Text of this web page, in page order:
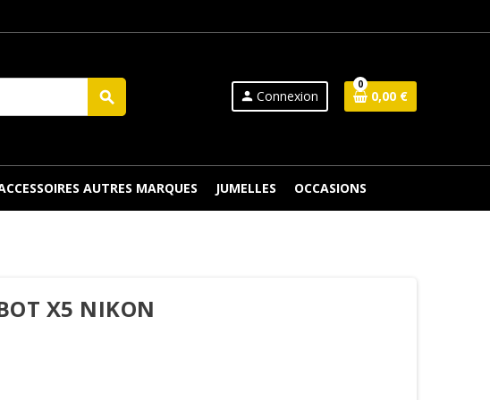
search person Connexion
0
0,00 €
AUTRES MARQUES JUMELLES OCCASIONS
X5 NIKON